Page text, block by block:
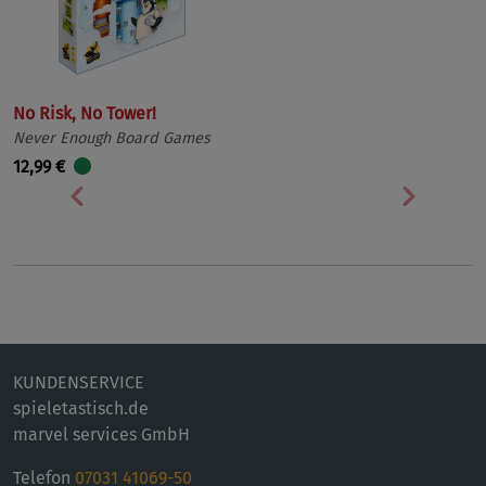
No Risk, No Tower!
Never Enough Board Games
12,99 €
Vorherige
KUNDENSERVICE
spieletastisch.de
marvel services GmbH
Telefon 07031 41069-50